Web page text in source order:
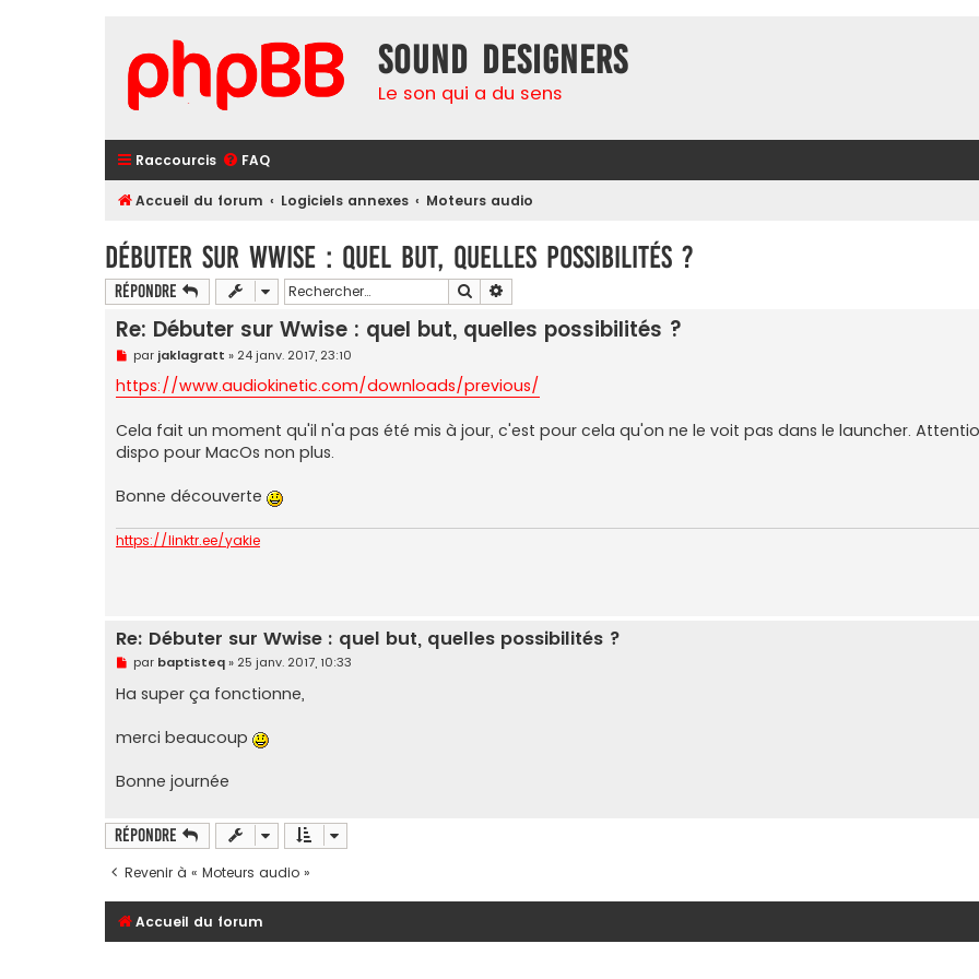
Sound Designers
Le son qui a du sens
Raccourcis FAQ
Accueil du forum Logiciels annexes Moteurs audio
Débuter sur Wwise : quel but, quelles possibilités ?
Répondre Rechercher
Re: Débuter sur Wwise : quel but, quelles possibilités ?
M
e
s
s
g
e
n
l
par jaklagratt » 24 janv. 2017, 23:10
https://www.audiokinetic.com/downloads/previous/
Cela fait un moment qu'il n'a pas été mis à jour, c'est pour cela qu'on ne le voit pas dans le launcher.
dispo pour MacOs non plus.
Bonne découverte
https://linktr.ee/yakie
Re: Débuter sur Wwise : quel but, quelles possibilités ?
M
e
s
s
g
e
o
n
par baptisteq» 25 janv. 2017, 10:33
Ha super ça fonctionne,
merci beaucoup
Bonne journée
Répondre
Revenir à « Moteurs audio »
Accueil du forum